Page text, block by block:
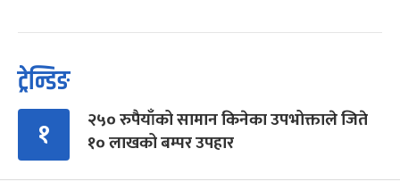
ट्रेन्डिङ
१
२५० रुपैयाँको सामान किनेका उपभोक्ताले जिते
१० लाखको बम्पर उपहार